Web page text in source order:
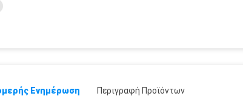
Ενημέρωση Περιγραφή Προϊόντων